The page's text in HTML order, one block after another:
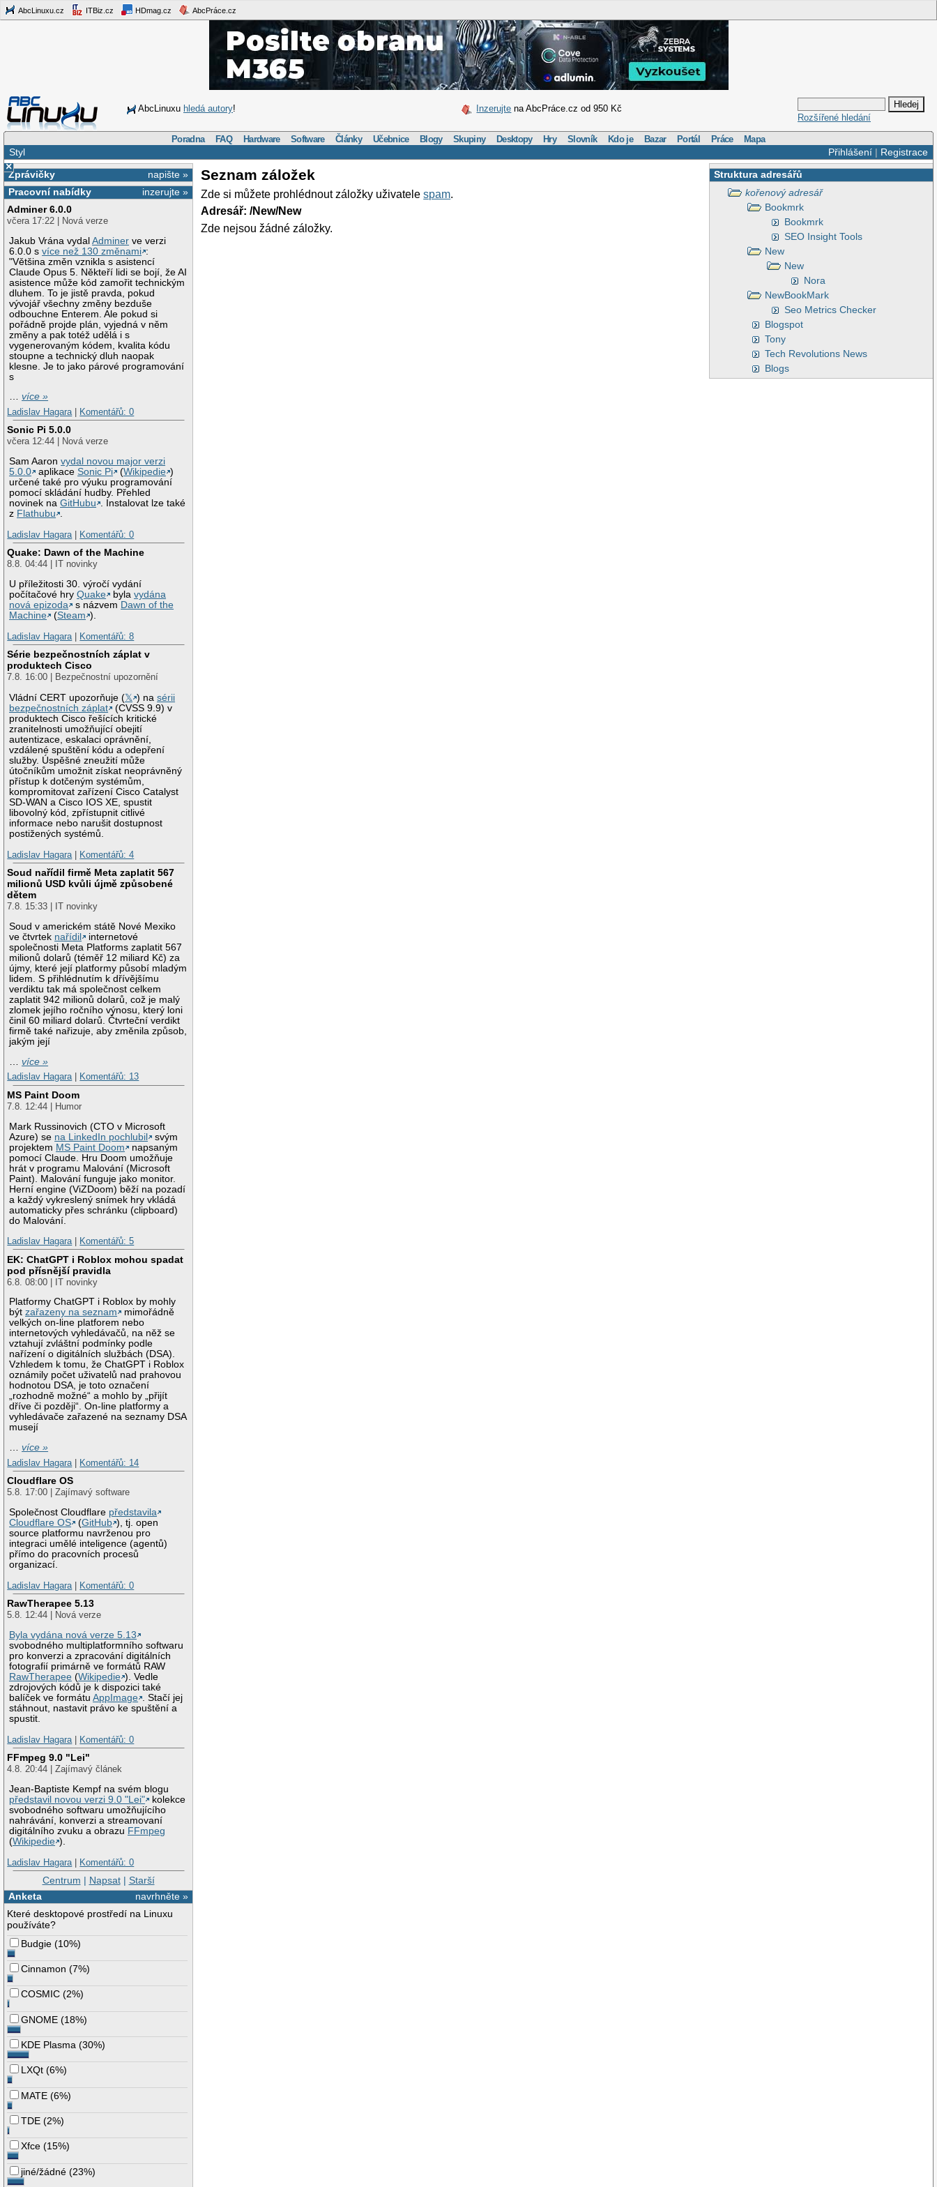
AbcLinuxu.cz ITBiz.cz HDmag.cz AbcPráce.cz
AbcLinuxu hledá autory! Inzerujte na AbcPráce.cz od 950 Kč
Rozšířené hledání
Poradna FAQ Hardware Software Články Učebnice Blogy Skupiny Desktopy Hry Slovník Kdo je Bazar Portál Práce Mapa
Přihlášení| Registrace
Styl
×
napište »
Zprávičky
inzerujte »
Pracovní nabídky
Adminer 6.0.0
včera 17:22 | Nová verze
Jakub Vrána vydalAdminer ve verzi
6.0.0 svíce než 130 změnami :
"Většina změn vznikla s asistencí
Claude Opus 5. Někteří lidi se bojí, že AI
asistence může kód zamořit technickým
dluhem. To je jistě pravda, pokud
vývojář všechny změny bezduše
odbouchne Enterem. Ale pokud si
pořádně projde plán, vyjedná v něm
změny a pak totéž udělá i s
vygenerovaným kódem, kvalita kódu
stoupne a technický dluh naopak
klesne. Je to jako párové programování
s
…více »
Ladislav Hagara
Komentářů: 0
Sonic Pi 5.0.0
včera 12:44 | Nová verze
Sam Aaronvydal novou major verzi
5.0.0
aplikaceSonic Pi (Wikipedie )
určené také pro výuku programování
pomocí skládání hudby. Přehled
novinek naGitHubu . Instalovat lze také
z Flathubu .
Ladislav Hagara
Komentářů: 0
Quake: Dawn of the Machine
8.8. 04:44 | IT novinky
U příležitosti 30. výročí vydání
počítačové hryQuake bylavydána
nová epizoda
s názvem Dawn of the
Machine
(Steam ).
Ladislav Hagara
Komentářů: 8
Série bezpečnostních záplat v
produktech Cisco
7.8. 16:00 | Bezpečnostní upozornění
Vládní CERT upozorňuje (𝕏 ) nasérii
bezpečnostních záplat
(CVSS 9.9) v
produktech Cisco řešících kritické
zranitelnosti umožňující obejití
autentizace, eskalaci oprávnění,
vzdálené spuštění kódu a odepření
služby. Úspěšné zneužití může
útočníkům umožnit získat neoprávněný
přístup k dotčeným systémům,
kompromitovat zařízení Cisco Catalyst
SD-WAN a Cisco IOS XE, spustit
libovolný kód, zpřístupnit citlivé
informace nebo narušit dostupnost
postižených systémů.
Ladislav Hagara
Komentářů: 4
Soud nařídil firmě Meta zaplatit 567
milionů USD kvůli újmě způsobené
dětem
7.8. 15:33 | IT novinky
Soud v americkém státě Nové Mexiko
ve čtvrtek nařídil
internetové
společnosti Meta Platforms zaplatit 567
milionů dolarů (téměř 12 miliard Kč) za
újmy, které její platformy působí mladým
lidem. S přihlédnutím k dřívějšímu
verdiktu tak má společnost celkem
zaplatit 942 milionů dolarů, což je malý
zlomek jejího ročního výnosu, který loni
činil 60 miliard dolarů. Čtvrteční verdikt
firmě také nařizuje, aby změnila způsob,
jakým její
…více »
Ladislav Hagara| Komentářů: 13
MS Paint Doom
7.8. 12:44 | Humor
Mark Russinovich (CTO v Microsoft
Azure) se na LinkedIn pochlubil
svým
projektem MS Paint Doom
napsaným
pomocí Claude. Hru Doom umožňuje
hrát v programu Malování (Microsoft
Paint). Malování funguje jako monitor.
Herní engine (ViZDoom) běží na pozadí
a každý vykreslený snímek hry vkládá
automaticky přes schránku (clipboard)
do Malování.
Ladislav Hagara| Komentářů: 5
EK: ChatGPT i Roblox mohou spadat
pod přísnější pravidla
6.8. 08:00 | IT novinky
Platformy ChatGPT i Roblox by mohly
býtzařazeny na seznam
mimořádně
velkých on-line platforem nebo
internetových vyhledávačů, na něž se
vztahují zvláštní podmínky podle
nařízení o digitálních službách (DSA).
Vzhledem k tomu, že ChatGPT i Roblox
oznámily počet uživatelů nad prahovou
hodnotou DSA, je toto označení
„rozhodně možné“ a mohlo by „přijít
dříve či později“. On-line platformy a
vyhledávače zařazené na seznamy DSA
musejí
…více »
Ladislav Hagara | Komentářů: 14
Cloudflare OS
5.8. 17:00 | Zajímavý software
Společnost Cloudflare představila
Cloudflare OS
(GitHub ), tj. open
source platformu navrženou pro
integraci umělé inteligence (agentů)
přímo do pracovních procesů
organizací.
Ladislav Hagara | Komentářů: 0
RawTherapee 5.13
5.8. 12:44 | Nová verze
Byla vydána nová verze 5.13
svobodného multiplatformního softwaru
pro konverzi a zpracování digitálních
fotografií primárně ve formátů RAW
RawTherapee (Wikipedie ). Vedle
zdrojových kódů je k dispozici také
balíček ve formátuAppImage
. Stačí jej
stáhnout, nastavit právo ke spuštění a
spustit.
Ladislav Hagara | Komentářů: 0
FFmpeg 9.0 "Lei"
4.8. 20:44 | Zajímavý článek
Jean-Baptiste Kempf na svém blogu
představil novou verzi 9.0 "Lei"
kolekce
svobodného softwaru umožňujícího
nahrávání, konverzi a streamovaní
digitálního zvuku a obrazu FFmpeg
(Wikipedie ).
Ladislav Hagara | Komentářů: 0
Centrum | Napsat| Starší
navrhněte »
Anketa
Které desktopové prostředí na Linuxu
používáte?
Budgie (10%)
Cinnamon (7%)
COSMIC (2%)
GNOME (18%)
KDE Plasma (30%)
LXQt (6%)
MATE (6%)
TDE (2%)
Xfce (15%)
jiné/žádné (23%)
Struktura adresářů
kořenový adresář
Bookmrk
Bookmrk
SEO Insight Tools
New
New
Nora
NewBookMark
Seo Metrics Checker
Blogspot
Tony
Tech Revolutions News
Blogs
Seznam záložek
Zde si můžete prohlédnout záložky uživatelespam.
Adresář: /New/New
Zde nejsou žádné záložky.